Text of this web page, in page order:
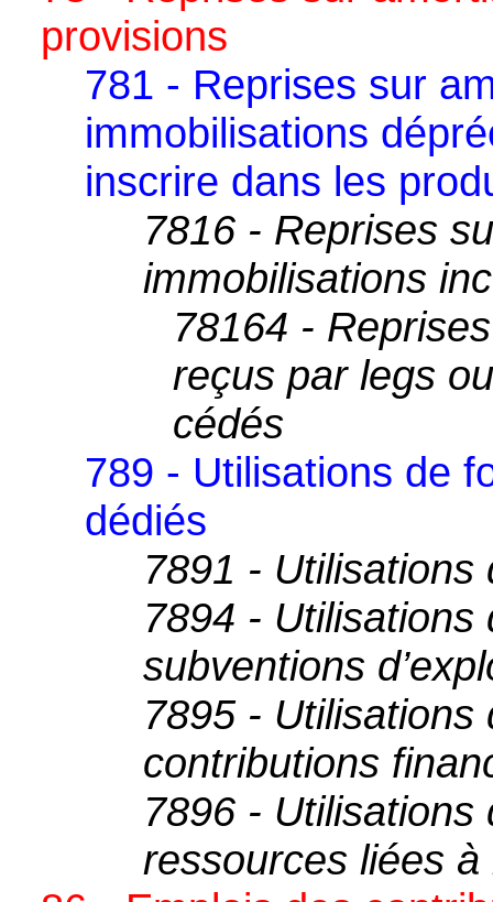
provisions
781 - Reprises sur
immobilisations
inscrire dans les
7816 - Reprises
immobilisations
78164 -
reçus par legs
cédés
789 - Utilisations de
dédiés
7891 -
7894 -
subventions
7895 -
contributions
7896 -
ressources liées